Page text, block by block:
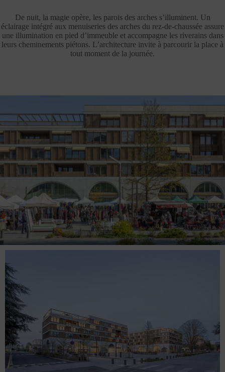
De nuit, la magie opère, les parois des arches s’illuminent. Un
éclairage intégré aux menuiseries des arches du rez-de-chaussée assure
une illumination en pied d’immeuble et accompagne les riverains dans
leurs cheminements piétons. L’architecture invite à parcourir la place à
tout moment de la journée.